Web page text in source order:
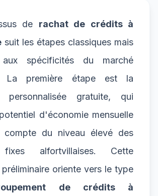
de rachat de crédits à
suit les étapes classiques mais
spécificités du marché
La première étape est la
personnalisée gratuite, qui
d'économie mensuelle
compte du niveau élevé des
fixes alfortvillaises. Cette
oriente vers le type
de crédits à